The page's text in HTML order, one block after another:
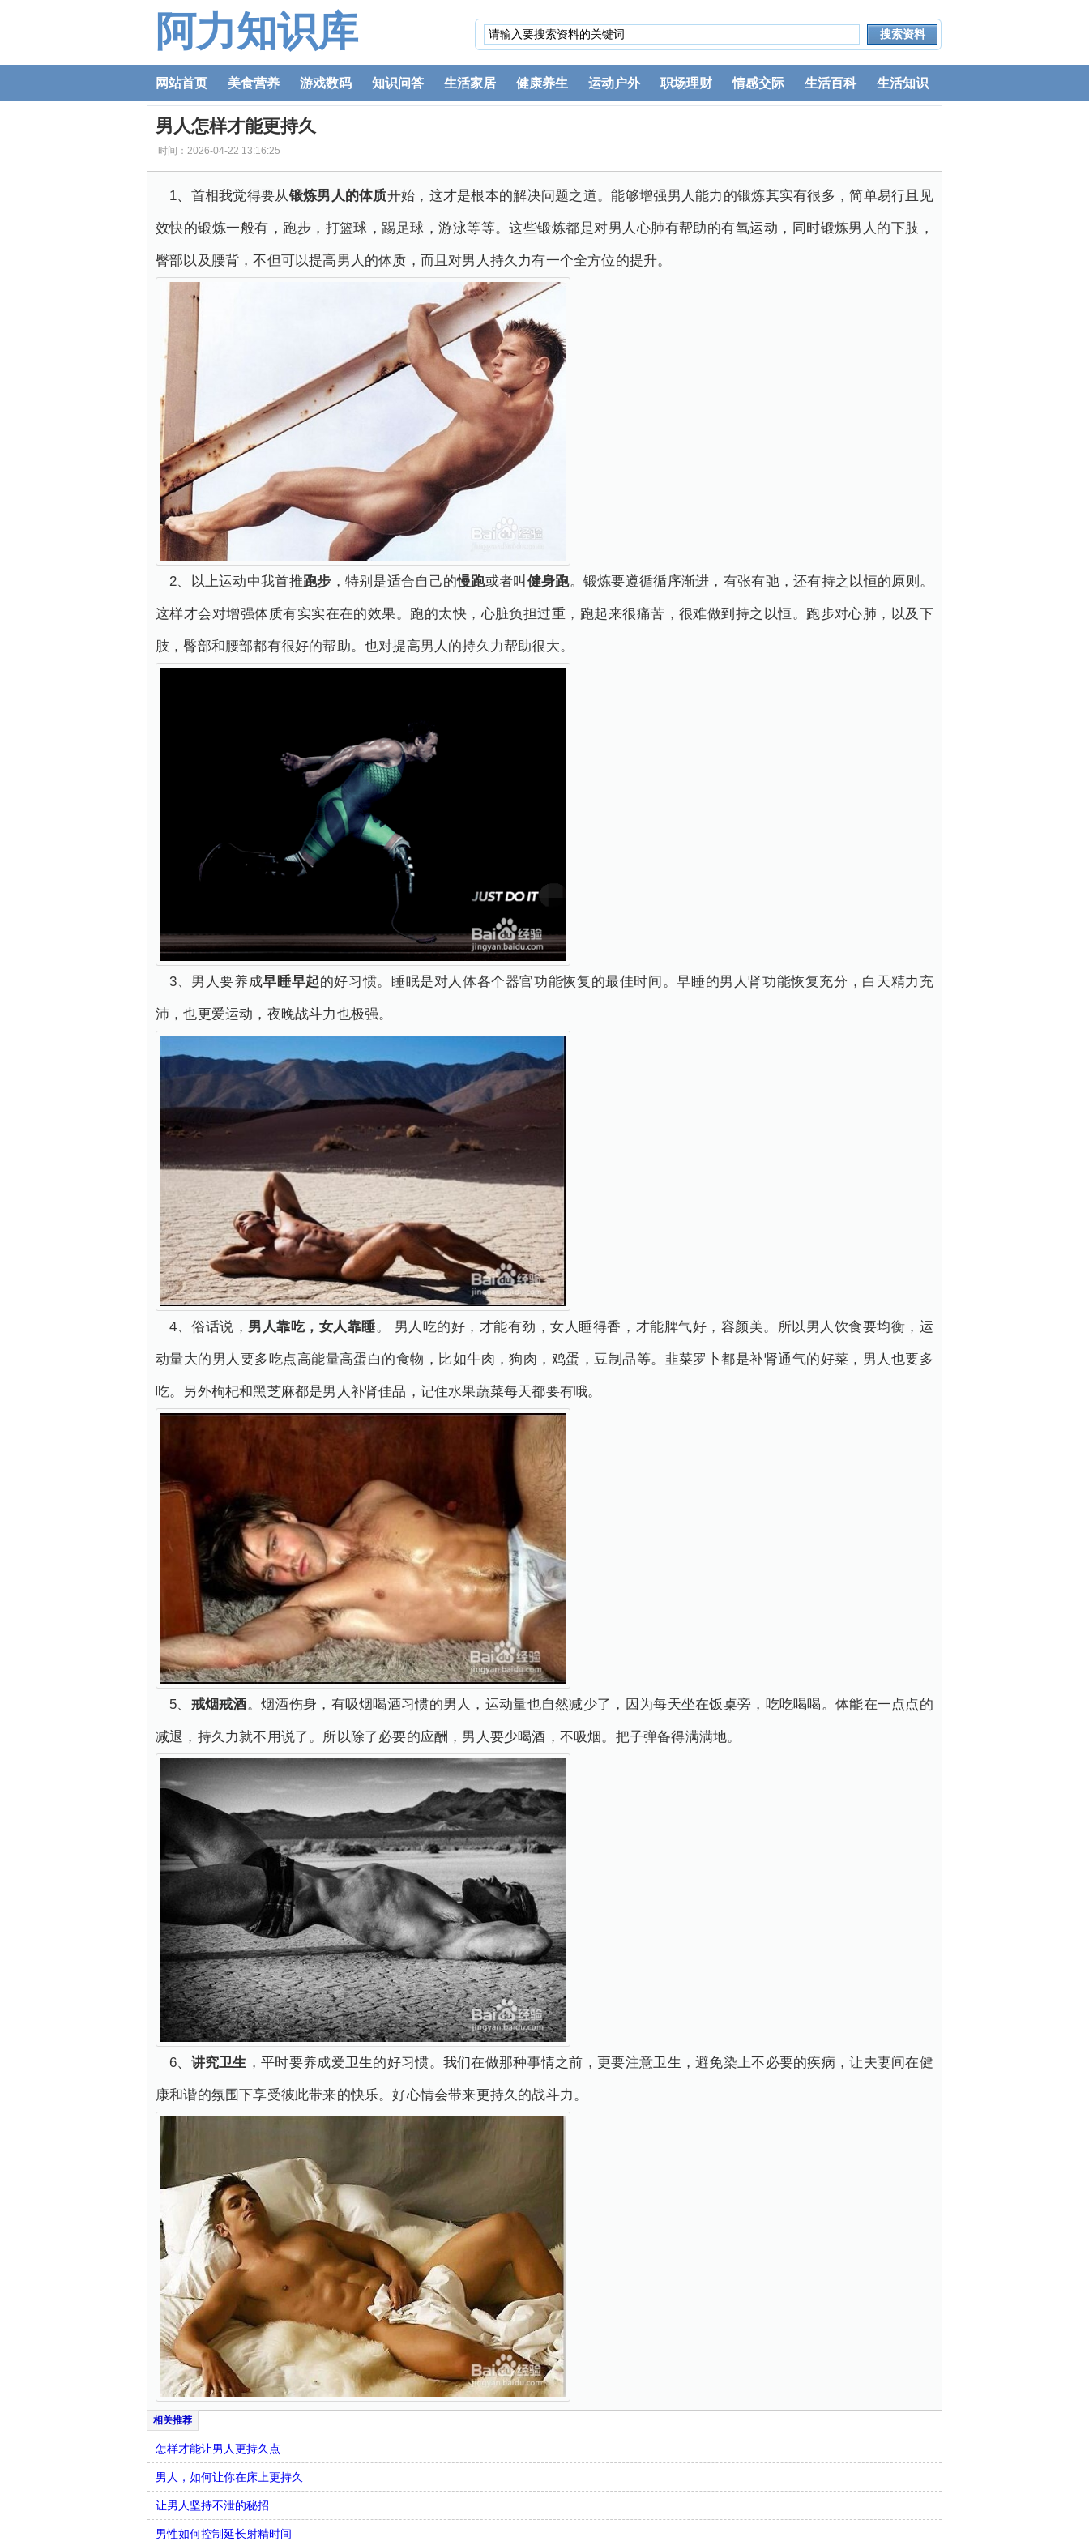
阿力知识库
网站首页 美食营养 游戏数码 知识问答 生活家居 健康养生 运动户外 职场理财 情感交际 生活百科 生活知识
男人怎样才能更持久
时间：2026-04-22 13:16:25
1、首相我觉得要从锻炼男人的体质开始，这才是根本的解决问题之道。能够增强男人能力的锻炼其实有很多，简单易行且见
效快的锻炼一般有，跑步，打篮球，踢足球，游泳等等。这些锻炼都是对男人心肺有帮助的有氧运动，同时锻炼男人的下肢，
臀部以及腰背，不但可以提高男人的体质，而且对男人持久力有一个全方位的提升。
2、以上运动中我首推跑步 ，特别是适合自己的慢跑或者叫 健身跑。锻炼要遵循循序渐进，有张有弛，还有持之以恒的原则。
这样才会对增强体质有实实在在的效果。跑的太快，心脏负担过重，跑起来很痛苦，很难做到持之以恒。跑步对心肺，以及下
肢，臀部和腰部都有很好的帮助。也对提高男人的持久力帮助很大。
3、男人要养成早睡早起的好习惯。睡眠是对人体各个器官功能恢复的最佳时间。早睡的男人肾功能恢复充分，白天精力充
沛，也更爱运动，夜晚战斗力也极强。
4、俗话说， 男人靠吃，女人靠睡。 男人吃的好，才能有劲，女人睡得香，才能脾气好，容颜美。所以男人饮食要均衡，运
动量大的男人要多吃点高能量高蛋白的食物，比如牛肉，狗肉，鸡蛋，豆制品等。韭菜罗卜都是补肾通气的好菜，男人也要多
吃。另外枸杞和黑芝麻都是男人补肾佳品，记住水果蔬菜每天都要有哦。
5、 戒烟戒酒。烟酒伤身，有吸烟喝酒习惯的男人，运动量也自然减少了，因为每天坐在饭桌旁，吃吃喝喝。体能在一点点的
减退，持久力就不用说了。所以除了必要的应酬，男人要少喝酒，不吸烟。把子弹备得满满地。
6、 讲究卫生 ，平时要养成爱卫生的好习惯。我们在做那种事情之前，更要注意卫生，避免染上不必要的疾病，让夫妻间在健
康和谐的氛围下享受彼此带来的快乐。好心情会带来更持久的战斗力。
怎样才能让男人更持久点
男人，如何让你在床上更持久
让男人坚持不泄的秘招
男性如何控制延长射精时间